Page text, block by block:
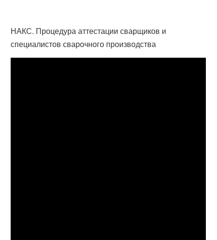
НАКС. Процедура аттестации сварщиков и
специалистов сварочного производства